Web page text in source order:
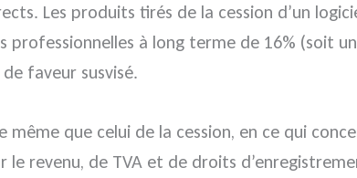
Les produits tirés de la cession d’un
à long terme de 16% (soit
faveur susvisé.
même que celui de la cession, en ce qui
revenu, de TVA et de droits